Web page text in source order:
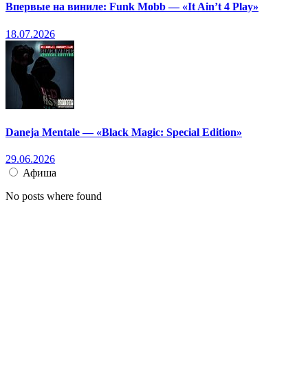
Впервые на виниле: Funk Mobb — «It Ain’t 4 Play»
18.07.2026
Daneja Mentale — «Black Magic: Special Edition»
29.06.2026
Афиша
No posts where found